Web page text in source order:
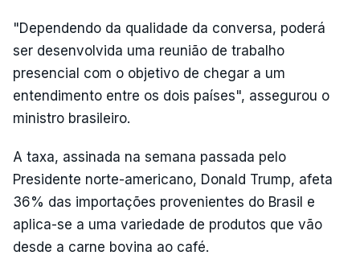
"Dependendo da qualidade da conversa, poderá
ser desenvolvida uma reunião de trabalho
presencial com o objetivo de chegar a um
entendimento entre os dois países", assegurou o
ministro brasileiro.
A taxa, assinada na semana passada pelo
Presidente norte-americano, Donald Trump, afeta
36% das importações provenientes do Brasil e
aplica-se a uma variedade de produtos que vão
desde a carne bovina ao café.